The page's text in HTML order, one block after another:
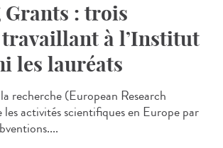
Grants : trois
à l’Institut
les lauréats
recherche (European Research
activités scientifiques en Europe par